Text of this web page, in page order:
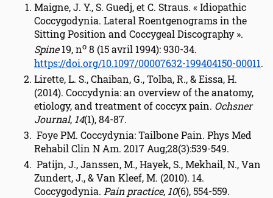
Maigne, J. Y., S. Guedj, et C. Straus. « Idiopathic
Coccygodynia. Lateral Roentgenograms in the
Sitting Position and Coccygeal Discography ».
Spine19, no 8 (15 avril 1994): 930-34.
https://doi.org/10.1097/00007632-199404150-00011.
Lirette, L. S., Chaiban, G., Tolba, R., & Eissa, H.
(2014). Coccydynia: an overview of the anatomy,
etiology, and treatment of coccyx pain. Ochsner
Journal, 14(1), 84-87.
Foye PM. Coccydynia: Tailbone Pain. Phys Med
Rehabil Clin N Am. 2017 Aug;28(3):539-549.
Patijn, J., Janssen, M., Hayek, S., Mekhail, N., Van
Zundert, J., & Van Kleef, M. (2010). 14.
Coccygodynia. Pain practice, 10(6), 554-559.